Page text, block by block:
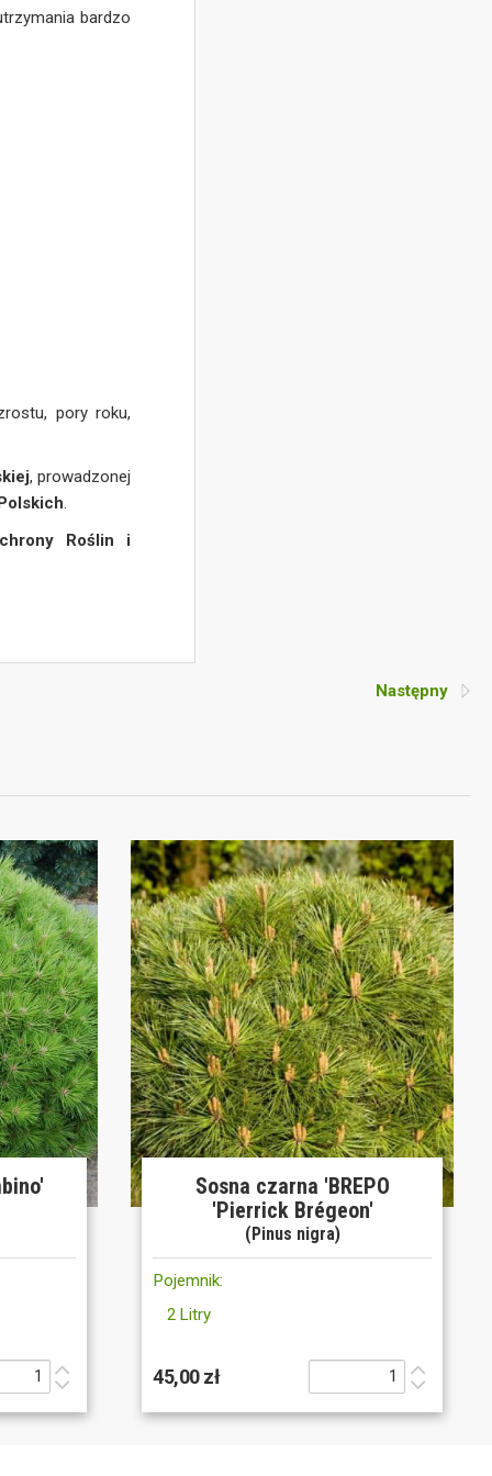
bardzo
pory roku,
, prowadzonej
.
Roślin i
Następny
Sosna czarna 'BREPO
'Pierrick Brégeon'
(Pinus nigra)
Pojemnik:
2 Litry
45,00 zł